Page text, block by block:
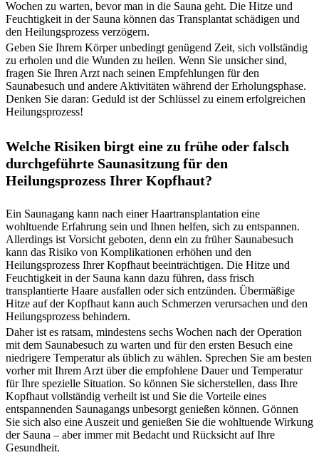
Wochen zu warten, bevor man in die Sauna geht. Die Hitze und
Feuchtigkeit in der Sauna können das Transplantat schädigen und
den Heilungsprozess verzögern.
Geben Sie Ihrem Körper unbedingt genügend Zeit, sich vollständig
zu erholen und die Wunden zu heilen. Wenn Sie unsicher sind,
fragen Sie Ihren Arzt nach seinen Empfehlungen für den
Saunabesuch und andere Aktivitäten während der Erholungsphase.
Denken Sie daran: Geduld ist der Schlüssel zu einem erfolgreichen
Heilungsprozess!
Welche Risiken birgt eine zu frühe oder falsch
durchgeführte Saunasitzung für den
Heilungsprozess Ihrer Kopfhaut?
Ein Saunagang kann nach einer Haartransplantation eine
wohltuende Erfahrung sein und Ihnen helfen, sich zu entspannen.
Allerdings ist Vorsicht geboten, denn ein zu früher Saunabesuch
kann das Risiko von Komplikationen erhöhen und den
Heilungsprozess Ihrer Kopfhaut beeinträchtigen. Die Hitze und
Feuchtigkeit in der Sauna kann dazu führen, dass frisch
transplantierte Haare ausfallen oder sich entzünden. Übermäßige
Hitze auf der Kopfhaut kann auch Schmerzen verursachen und den
Heilungsprozess behindern.
Daher ist es ratsam, mindestens sechs Wochen nach der Operation
mit dem Saunabesuch zu warten und für den ersten Besuch eine
niedrigere Temperatur als üblich zu wählen. Sprechen Sie am besten
vorher mit Ihrem Arzt über die empfohlene Dauer und Temperatur
für Ihre spezielle Situation. So können Sie sicherstellen, dass Ihre
Kopfhaut vollständig verheilt ist und Sie die Vorteile eines
entspannenden Saunagangs unbesorgt genießen können. Gönnen
Sie sich also eine Auszeit und genießen Sie die wohltuende Wirkung
der Sauna – aber immer mit Bedacht und Rücksicht auf Ihre
Gesundheit.